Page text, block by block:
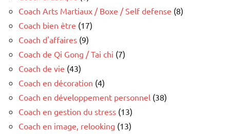
Coach Arts Martiaux / Boxe / Self defense (8)
Coach bien être (17)
Coach d'affaires (9)
Coach de Qi Gong / Tai chi (7)
Coach de vie (43)
Coach en décoration (4)
Coach en développement personnel (38)
Coach en gestion du stress (13)
Coach en image, relooking (13)